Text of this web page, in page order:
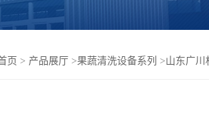
页 > 产品展厅 >果蔬清洗设备系列 >山东广川